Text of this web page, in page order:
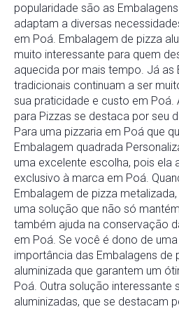
popularidade são as
adaptam a diversas
em Poá. Embalagem de pizza
muito interessante para quem
aquecida por mais tempo. Já as
tradicionais continuam a ser
sua praticidade e custo em Poá.
para Pizzas se destaca por seu
Para uma pizzaria em Poá que
Embalagem quadrada
uma excelente escolha, pois ela
exclusivo à marca em Poá.
Embalagem de pizza
uma solução que não só
também ajuda na conservação
em Poá. Se você é dono de
importância das Embalagens de
aluminizada que garantem um
Poá. Outra solução interessante
aluminizadas, que se destacam